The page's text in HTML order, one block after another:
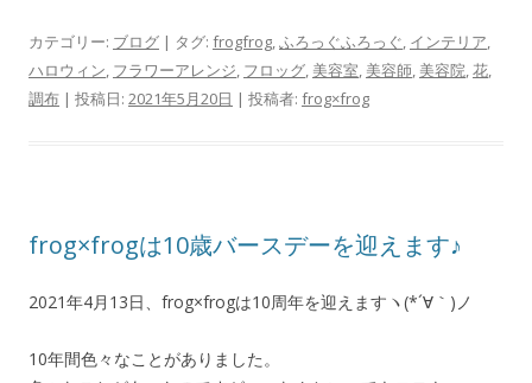
カテゴリー: ブログ | タグ: frogfrog,ふろっぐふろっぐ, インテリア,
ハロウィン, フラワーアレンジ, フロッグ, 美容室, 美容師, 美容院,花,
調布 | 投稿日: 2021年5月20日 | 投稿者: frog×frog
frog×frogは10歳バースデーを迎えます♪
2021年4月13日、frog×frogは10周年を迎えますヽ(*´∀｀)ノ
10年間色々なことがありました。